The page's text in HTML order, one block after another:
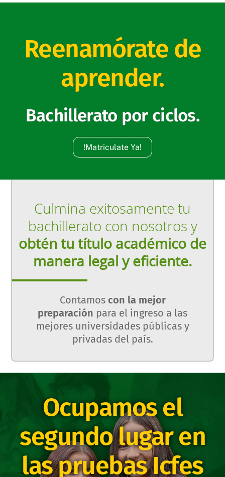
Reenamórate de
aprender.
Bachillerato por ciclos.
!Matriculate Ya!
Culmina exitosamente tu
bachillerato con nosotros y
obtén tu título académico de
manera legal y eficiente.
Contamos con la mejor
preparación para el ingreso a las
mejores universidades públicas y
privadas del país.
Ocupamos el
segundo lugar en
las pruebas Icfes